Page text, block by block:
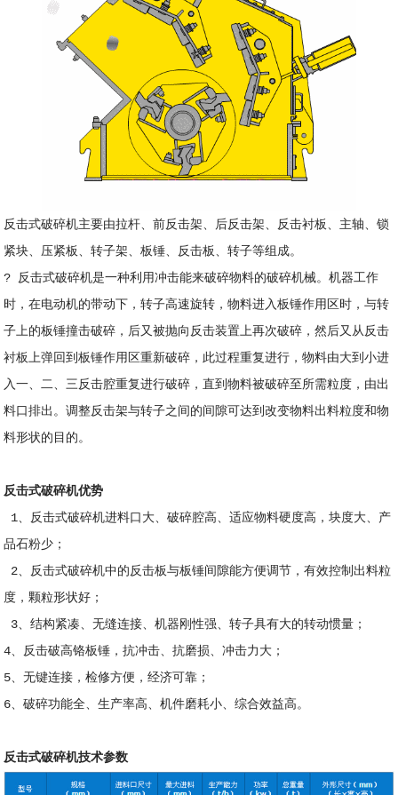
反击式破碎机主要由拉杆、前反击架、后反击架、反击衬板、主轴、锁
紧块、压紧板、转子架、板锤、反击板、转子等组成。
? 反击式破碎机是一种利用冲击能来破碎物料的破碎机械。机器工作
时，在电动机的带动下，转子高速旋转，物料进入板锤作用区时，与转
子上的板锤撞击破碎，后又被抛向反击装置上再次破碎，然后又从反击
衬板上弹回到板锤作用区重新破碎，此过程重复进行，物料由大到小进
入一、二、三反击腔重复进行破碎，直到物料被破碎至所需粒度，由出
料口排出。调整反击架与转子之间的间隙可达到改变物料出料粒度和物
料形状的目的。
反击式破碎机优势
1、反击式破碎机进料口大、破碎腔高、适应物料硬度高，块度大、产
品石粉少；
2、反击式破碎机中的反击板与板锤间隙能方便调节，有效控制出料粒
度，颗粒形状好；
3、结构紧凑、无缝连接、机器刚性强、转子具有大的转动惯量；
4、反击破高铬板锤，抗冲击、抗磨损、冲击力大；
5、无键连接，检修方便，经济可靠；
6、破碎功能全、生产率高、机件磨耗小、综合效益高。
反击式破碎机技术参数